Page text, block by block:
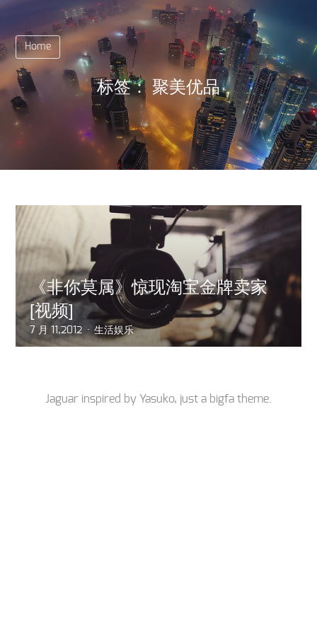
Home
标签： 聚美优品
《非你莫属》惊现淘宝金牌卖家
[视频]
7 月 11,2012 生活娱乐
Jaguar inspired by Yasuko, just a bigfa theme.